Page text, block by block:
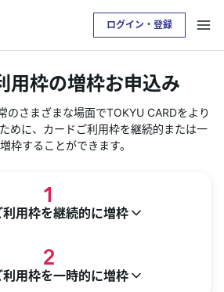
ログイン・登録
認したい方は
ログインが必要です
・登録
いて
用枠の増枠お申込み
のさまざまな場面でTOKYU CARDをより
めに、カードご利用枠を継続的または一
枠することができます。
利用枠を継続的に増枠
利用枠を一時的に増枠